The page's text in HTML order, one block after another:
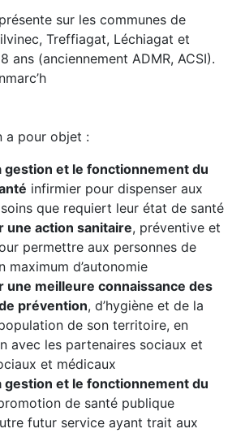
sur les communes de
Treffiagat, Léchiagat et
ans (anciennement ADMR, ACSI).
a pour objet :
gestion et le fonctionnement du
infirmier pour dispenser aux
que requiert leur état de santé
une action sanitaire, préventive et
permettre aux personnes de
maximum d’autonomie
une meilleure connaissance des
prévention, d’hygiène et de la
de son territoire, en
avec les partenaires sociaux et
et médicaux
gestion et le fonctionnement du
de santé publique
futur service ayant trait aux